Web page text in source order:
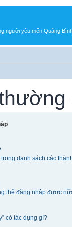
người yêu mến Quảng Bình
danh sách các
thể đăng nhập được
có tác dụng gì?